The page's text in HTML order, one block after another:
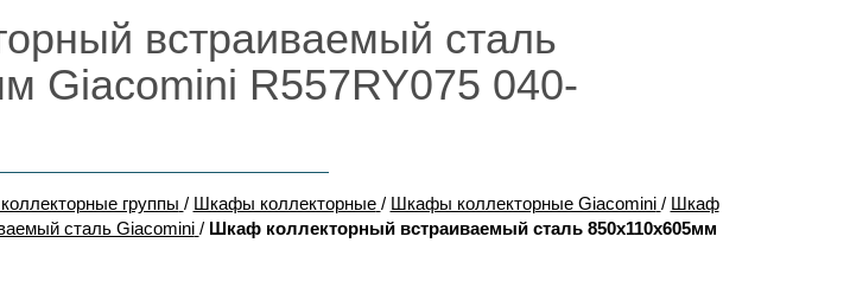
встраиваемый сталь
Giacomini R557RY075 040-
группы / Шкафы коллекторные / Шкафы коллекторные Giacomini / Шкаф
сталь Giacomini / Шкаф коллекторный встраиваемый сталь 850х110х605мм